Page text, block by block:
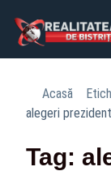
Acasă
alegeri
Tag: